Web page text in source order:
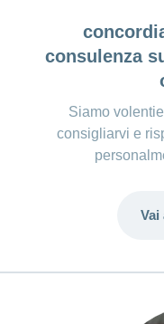
consulenza
Siamo
consigliarvi e
Vai